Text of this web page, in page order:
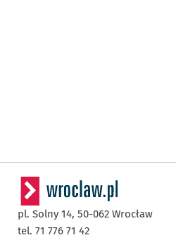
pl. Solny 14, 50-062 Wrocław
tel. 71 776 71 42